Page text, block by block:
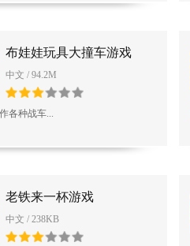
布娃娃玩具大撞车游戏
中文 / 94.2M
各种战车...
老铁来一杯游戏
中文 / 238KB